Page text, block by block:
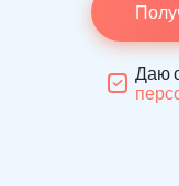
Даю